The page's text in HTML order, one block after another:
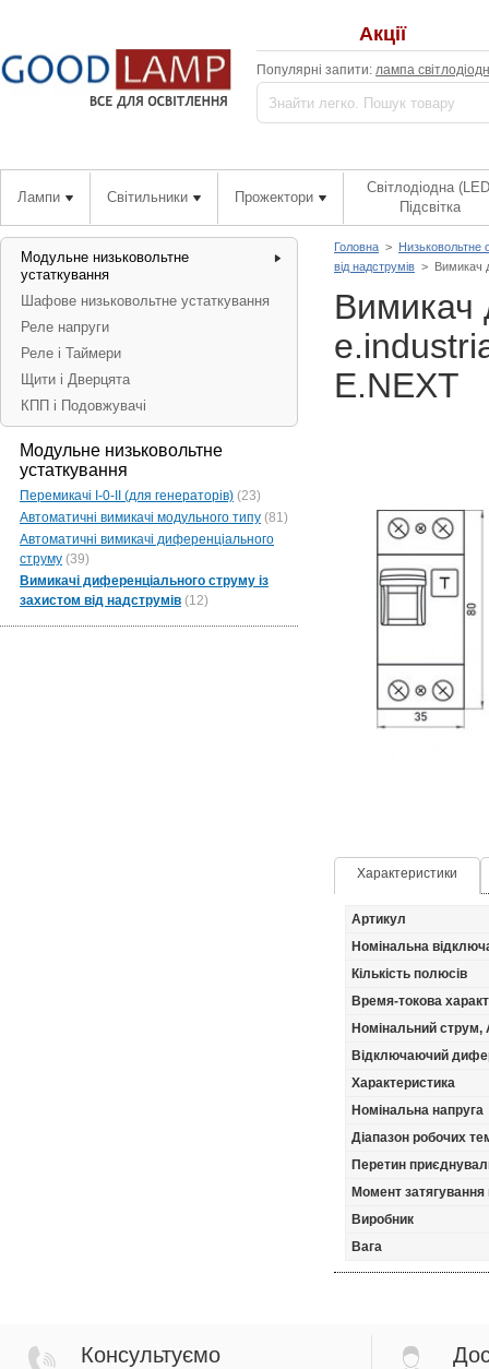
Акції
Популярні запити: лампа
Лампи Світильники Прожектори
Світлодіодна
Підсвітка
Головна > Низьковольтне
від надструмів > Вимикач
Вимикач
E.NEXT
Характеристики
Артикул
Номінальна
Кількість полюсів
Время-токова
Номінальний струм,
Відключаючий
Характеристика
Номінальна напруга
Діапазон робочих
Перетин
Момент затягування
Виробник
Вага
Модульне низьковольтне
устаткування
Шафове низьковольтне устаткування
Реле напруги
Реле і Таймери
Щити і Дверцята
КПП і Подовжувачі
Модульне низьковольтне
устаткування
Перемикачі I-0-II (для генераторів) (23)
Автоматичні вимикачі модульного типу (81)
Автоматичні вимикачі диференціального
струму (39)
Вимикачі диференціального струму із
захистом від надструмів (12)
Консультуємо